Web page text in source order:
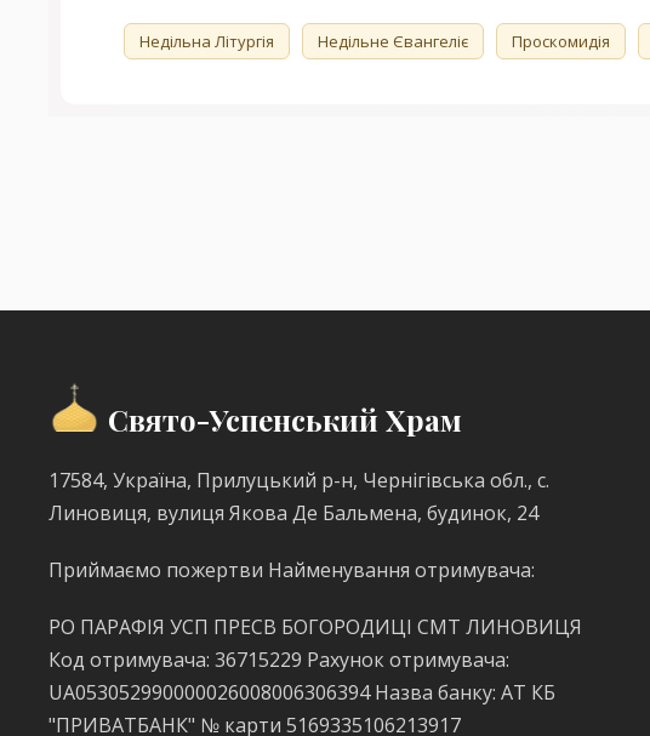
Недільна Літургія Недільне Євангеліє Проскомидія
Свято-Успенський Храм
17584, Україна, Прилуцький р-н, Чернігівська обл., с.
Линовиця, вулиця Якова Де Бальмена, будинок, 24
Приймаємо пожертви Найменування отримувача:
РО ПАРАФІЯ УСП ПРЕСВ БОГОРОДИЦІ СМТ ЛИНОВИЦЯ
Код отримувача: 36715229 Рахунок отримувача:
UA053052990000026008006306394 Назва банку: АТ КБ
"ПРИВАТБАНК" № карти 5169335106213917